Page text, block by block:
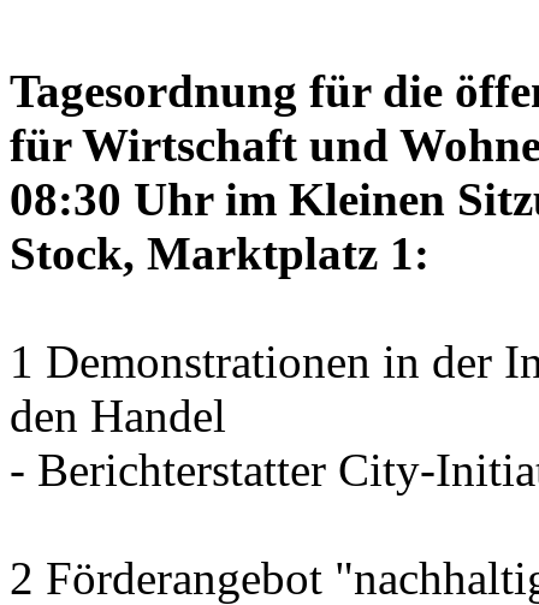
Tagesordnung für die
für Wirtschaft und
08:30 Uhr im Kleinen
Stock, Marktplatz 1:
1 Demonstrationen in der
den Handel
- Berichterstatter City-
2 Förderangebot